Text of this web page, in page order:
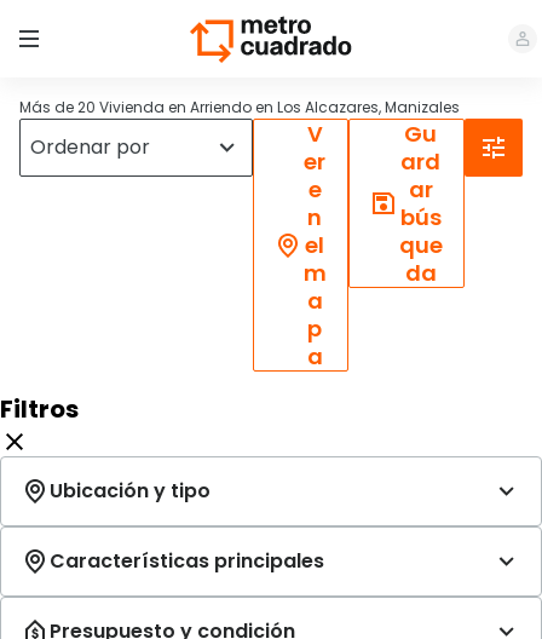
Más de 20 Vivienda en Arriendo en Los Alcazares, Manizales
V
er
e
n
el
m
a
p
a
Gu
ard
ar
bús
que
da
Filtros